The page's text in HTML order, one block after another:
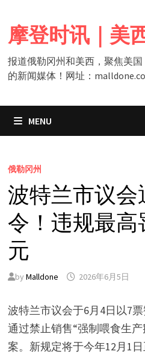
content
摩登时讯｜美
报道俄勒冈州和美西，聚焦美
的新闻媒体！网址：
MENU
俄勒冈州
波特兰市议会
令！违规最高
元
by Malldone 2026年6月5日
波特兰市议会于6月4日以7
通过禁止销售“强制喂食生产
案。新规定将于今年12月1